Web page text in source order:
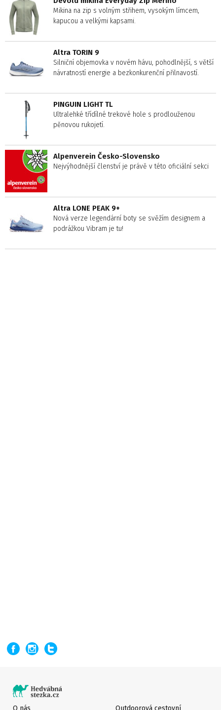
Mikina na zip s volným střihem, vysokým límcem,
kapucou a velkými kapsami.
Altra TORIN 9
Silniční objemovka v novém hávu, pohodlnější, s větší
návratností energie a bezkonkurenční přilnavostí.
PINGUIN LIGHT TL
Ultralehké třídílné trekové hole s prodlouženou
pěnovou rukojetí.
Alpenverein Česko-Slovensko
Nejvýhodnější členství je právě v této oficiální sekci
Altra LONE PEAK 9+
Nová verze legendární boty se svěžím designem a
podrážkou Vibram je tu!